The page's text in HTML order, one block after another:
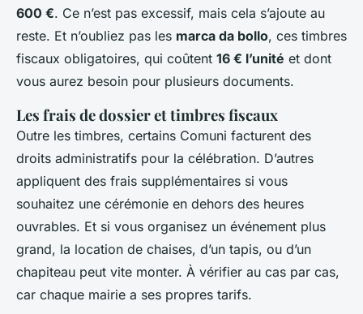
600 €. Ce n’est pas excessif, mais cela s’ajoute au
reste. Et n’oubliez pas les marca da bollo, ces timbres
fiscaux obligatoires, qui coûtent 16 € l’unité et dont
vous aurez besoin pour plusieurs documents.
Les frais de dossier et timbres fiscaux
Outre les timbres, certains Comuni facturent des
droits administratifs pour la célébration. D’autres
appliquent des frais supplémentaires si vous
souhaitez une cérémonie en dehors des heures
ouvrables. Et si vous organisez un événement plus
grand, la location de chaises, d’un tapis, ou d’un
chapiteau peut vite monter. À vérifier au cas par cas,
car chaque mairie a ses propres tarifs.